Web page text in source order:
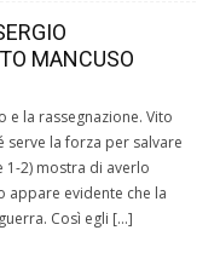
MANCUSO
e la rassegnazione. Vito
serve la forza per salvare
1-2) mostra di averlo
appare evidente che la
Così egli […]